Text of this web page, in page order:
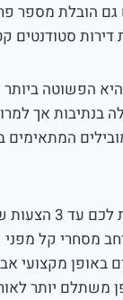
הובלת מספר
דירות סטודנטים
הפשוטה ביותר
בנתיבות אך
המתאימים
אנו ננסה לתת
מסחרי קל מפני
באופן מקצועי
משתלם יותר